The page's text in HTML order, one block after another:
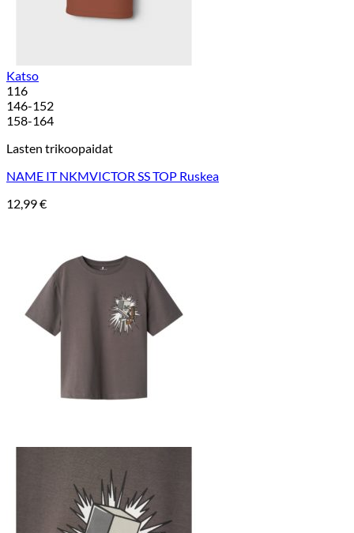
Katso
116
146-152
158-164
Lasten trikoopaidat
NAME IT NKMVICTOR SS TOP Ruskea
12,99€